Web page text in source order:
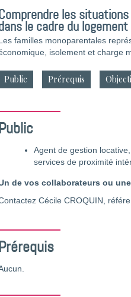
les
le cadre du
Les familles monoparentales
isolement et charge
Public Prérequis
Public
Agent de gestion
services de proximité
de vos collaborateurs ou
Cécile CROQUIN,
Prérequis